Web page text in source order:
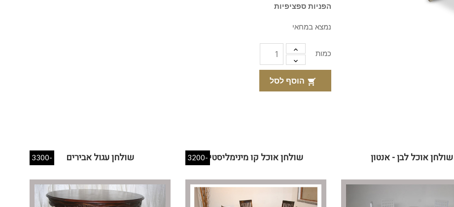
הפניות ספציפיות
נמצא במחאי
כמות

שולחן עגול אבירים -3300 שולחן אוכל קו מינימליסטי -3200 שולחן אוכל לבן - אנטון